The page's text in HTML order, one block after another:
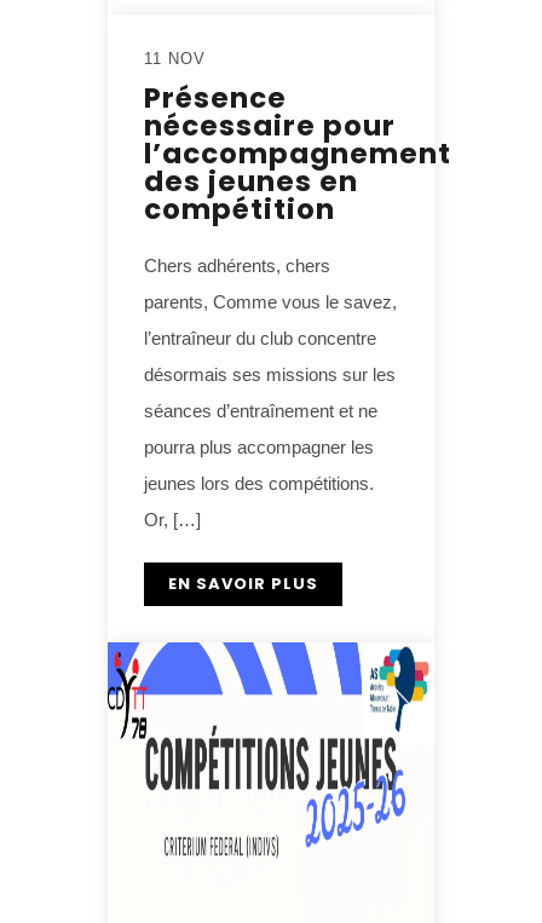
11 NOV
Présence
nécessaire pour
l’accompagnement
des jeunes en
compétition
Chers adhérents, chers
parents, Comme vous le savez,
l’entraîneur du club concentre
désormais ses missions sur les
séances d’entraînement et ne
pourra plus accompagner les
jeunes lors des compétitions.
Or, […]
EN SAVOIR PLUS